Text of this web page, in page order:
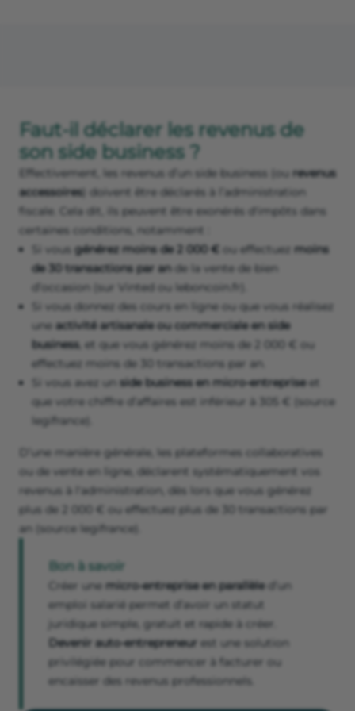
Faut-il déclarer les revenus de
son side business ?
Effectivement, les revenus d’un side business (ou revenus
accessoires) doivent être déclarés à l’administration
fiscale. Cela dit, ils peuvent être exonérés d'impôts dans
certaines conditions, notamment :
Si vous générez moins de 2 000 € ou effectuez moins
de 30 transactions par ande la vente de bien
d’occasion (sur Vinted ou leboncoin.fr).
Si vous donnez des cours en ligne ou que vous réalisez
une activité artisanale ou commerciale en side
business, et que vous générez moins de 2 000 € ou
effectuez moins de 30 transactions par an.
Si vous avez un side business en micro-entrepriseet
que votre chiffre d’affaires est inférieur à 305 € (source
legifrance).
D’une manière générale, les plateformes collaboratives
ou de vente en ligne, déclarent systématiquement vos
revenus à l'administration, dès lors que vous générez
plus de 2 000 € ou effectuez plus de 30 transactions par
an (source legifrance).
Bon à savoir
Créer une micro-entreprise en parallèle d’un
emploi salarié permet d’avoir un statut
juridique simple, gratuit et rapide à créer.
Devenir auto-entrepreneur est une solution
privilégiée pour commencer à facturer ou
encaisser des revenus professionnels.